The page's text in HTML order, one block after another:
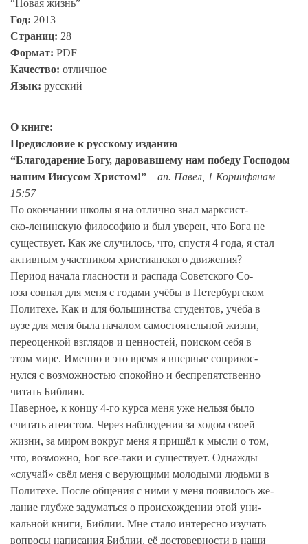
“Новая жизнь”
Год: 2013
Страниц: 28
Формат: PDF
Качество: отличное
Язык: русский
О книге:
Предисловие к русскому изданию
“Благодарение Богу, даровавшему нам победу Господом
нашим Иисусом Христом!” – ап. Павел, 1 Коринфянам
15:57
По окончании школы я на отлично знал марксист-
ско-ленинскую философию и был уверен, что Бога не
существует. Как же случилось, что, спустя 4 года, я стал
активным участником христианского движения?
Период начала гласности и распада Советского Со-
юза совпал для меня с годами учёбы в Петербургском
Политехе. Как и для большинства студентов, учёба в
вузе для меня была началом самостоятельной жизни,
переоценкой взглядов и ценностей, поиском себя в
этом мире. Именно в это время я впервые соприкос-
нулся с возможностью спокойно и беспрепятственно
читать Библию.
Наверное, к концу 4-го курса меня уже нельзя было
считать атеистом. Через наблюдения за ходом своей
жизни, за миром вокруг меня я пришёл к мысли о том,
что, возможно, Бог все-таки и существует. Однажды
«случай» свёл меня с верующими молодыми людьми в
Политехе. После общения с ними у меня появилось же-
лание глубже задуматься о происхождении этой уни-
кальной книги, Библии. Мне стало интересно изучать
вопросы написания Библии, её достоверности в наши